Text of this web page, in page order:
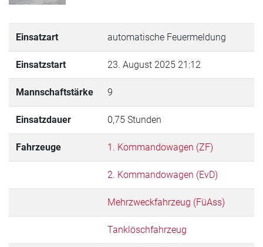
Einsatzart automatische Feuermeldung
Einsatzstart 23. August 2025 21:12
Mannschaftstärke 9
Einsatzdauer 0,75 Stunden
Fahrzeuge 1. Kommandowagen (ZF)
2. Kommandowagen (EvD)
Mehrzweckfahrzeug (FüAss)
Tanklöschfahrzeug